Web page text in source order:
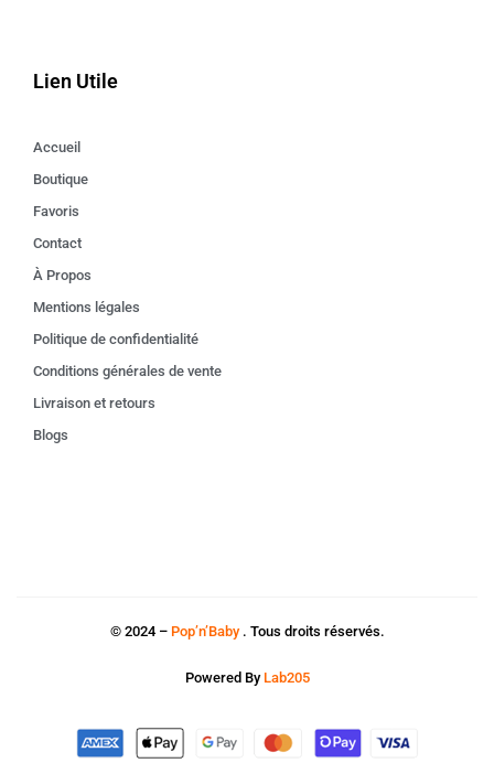
Lien Utile
Accueil
Boutique
Favoris
Contact
À Propos
Mentions légales
Politique de confidentialité
Conditions générales de vente
Livraison et retours
Blogs
© 2024 – Pop’n’Baby. Tous droits réservés.
Powered By Lab205